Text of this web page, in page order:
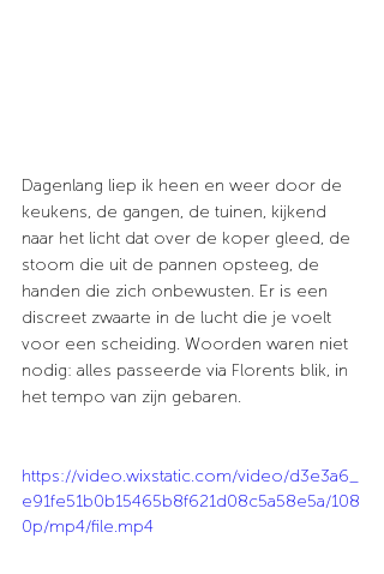
Dagenlang liep ik heen en weer door de
keukens, de gangen, de tuinen, kijkend
naar het licht dat over de koper gleed, de
stoom die uit de pannen opsteeg, de
handen die zich onbewusten. Er is een
discreet zwaarte in de lucht die je voelt
voor een scheiding. Woorden waren niet
nodig: alles passeerde via Florents blik, in
het tempo van zijn gebaren.
https://video.wixstatic.com/video/d3e3a6_
e91fe51b0b15465b8f621d08c5a58e5a/108
0p/mp4/file.mp4